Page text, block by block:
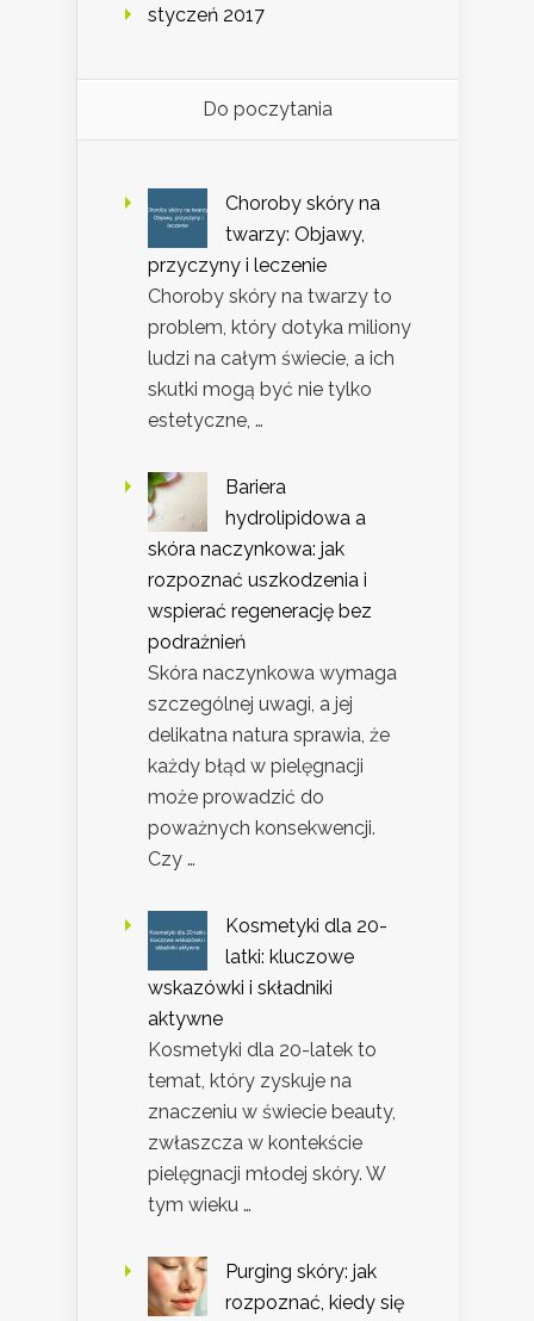
styczeń 2017
Do poczytania
Choroby skóry na
twarzy: Objawy,
przyczyny i leczenie
Choroby skóry na twarzy to
problem, który dotyka miliony
ludzi na całym świecie, a ich
skutki mogą być nie tylko
estetyczne, …
Bariera
hydrolipidowa a
skóra naczynkowa: jak
rozpoznać uszkodzenia i
wspierać regenerację bez
podrażnień
Skóra naczynkowa wymaga
szczególnej uwagi, a jej
delikatna natura sprawia, że
każdy błąd w pielęgnacji
może prowadzić do
poważnych konsekwencji.
Czy …
Kosmetyki dla 20-
latki: kluczowe
wskazówki i składniki
aktywne
Kosmetyki dla 20-latek to
temat, który zyskuje na
znaczeniu w świecie beauty,
zwłaszcza w kontekście
pielęgnacji młodej skóry. W
tym wieku …
Purging skóry: jak
rozpoznać, kiedy się